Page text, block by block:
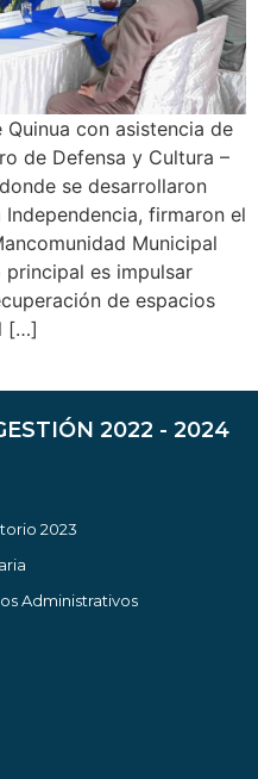
con asistencia de
de Defensa y Cultura –
se desarrollaron
firmaron el
Municipal
principal es impulsar
de espacios
[…]
2022 - 2024
2023
Administrativos